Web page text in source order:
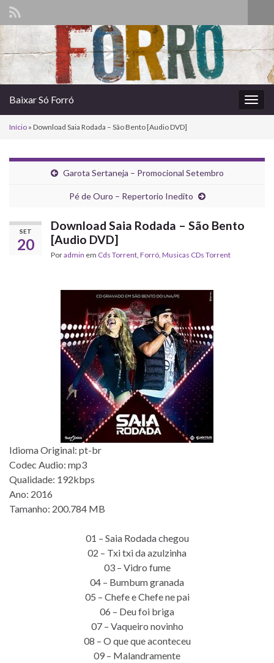
Search for:
Baixar Só Forró
Início » Download Saia Rodada – São Bento [Audio DVD]
Garota Sertaneja – Promocional Setembro
Pé de Ouro – Repertorio Inedito
SET
20
Download Saia Rodada – São Bento
[Audio DVD]
Poradmin em Cds Torrent Forró ‎Musicas CDs Torrent
Idioma Original: pt-br
Codec Audio: mp3
Qualidade: 192kbps
Ano: 2016
Tamanho: 200.784 MB
01 – Saia Rodada chegou
02 – Txi txi da azulzinha
03 – Vidro fume
04 – Bumbum granada
05 – Chefe e Chefe ne pai
06 – Deu foi briga
07 – Vaqueiro novinho
08 – O que que aconteceu
09 – Malandramente